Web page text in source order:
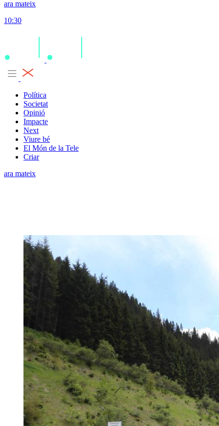
ara mateix
10:30
Política
Societat
Opinió
Impacte
Next
Viure bé
El Món de la Tele
Criar
ara mateix